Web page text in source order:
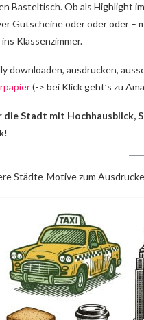
Basteltisch. Ob als Highlight
Gutscheine oder oder oder
Klassenzimmer.
downloaden, ausdrucken,
(-> bei Klick geht’s zu
die Stadt mit Hochhausblick,
Städte-Motive zum